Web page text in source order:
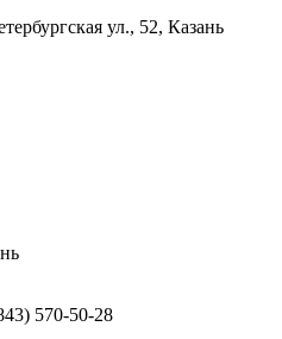
ул., 52, Казань
570-50-28